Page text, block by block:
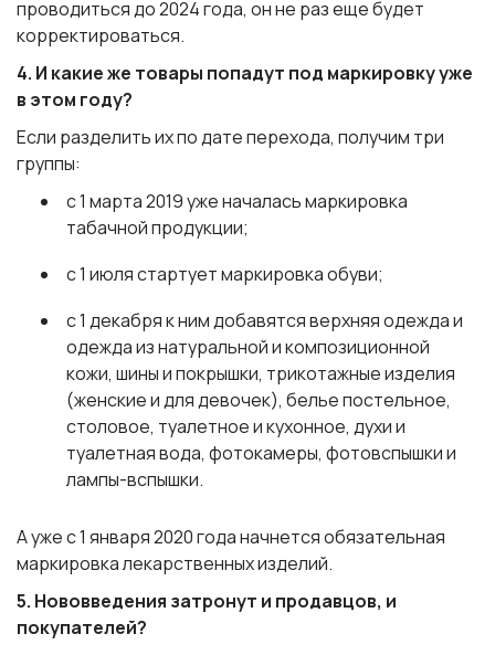
проводиться до 2024 года, он не раз еще будет
корректироваться.
4. И какие же товары попадут под маркировку уже
в этом году?
Если разделить их по дате перехода, получим три
группы:
с1 марта 2019уже началась маркировка
табачной продукции;
с1 июлястартует маркировка обуви;
с1 декабряк ним добавятся верхняя одежда и
одежда из натуральной и композиционной
кожи, шины и покрышки, трикотажные изделия
(женские и для девочек), белье постельное,
столовое, туалетное и кухонное, духи и
туалетная вода, фотокамеры, фотовспышки и
лампы-вспышки.
А уже с1 января 2020 годаначнется обязательная
маркировка лекарственных изделий.
5. Нововведения затронут и продавцов, и
покупателей?